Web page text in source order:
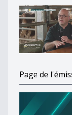
Viande : les
Page de